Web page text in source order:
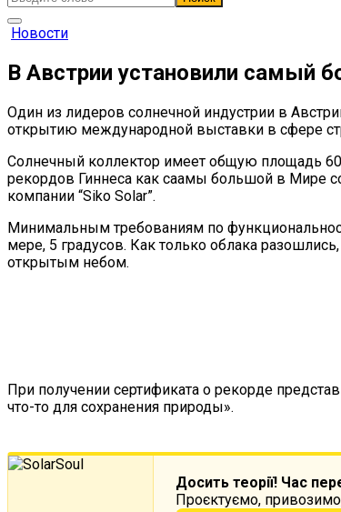
Новости
В Австрии установили самый
Один из лидеров солнечной индустрии в
открытию международной выставки в сфере
Солнечный коллектор имеет общую площадь 60
рекордов Гиннеса как саамы большой в Мире
компании “Siko Solar”.
Минимальным требованиям по
мере, 5 градусов. Как только облака
открытым небом.
При получении сертификата о рекорде
что-то для сохранения природы».
Досить теорії! Час
Проєктуємо,